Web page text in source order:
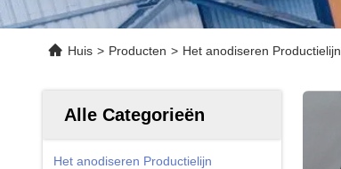
Huis > Producten > Het anodiseren Productielijn
Alle Categorieën
Het anodiseren Productielijn